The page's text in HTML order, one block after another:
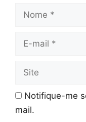
mail
Notifique-me
mail.